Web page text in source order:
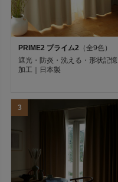
PRIME2 プライム2 （全9色）
遮光・防炎・洗える・形状記憶
加工｜日本製
3